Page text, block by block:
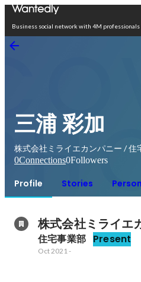
Business social network with 4M professionals
三浦 彩加
株式会社ミライエカンパニー / 住
0Connections0Followers
Profile Stories
株式会社ミライエ
住宅事業部 Present
Oct 2021-